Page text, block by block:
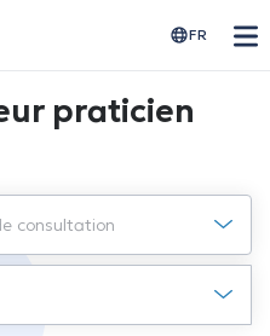
FR
praticien